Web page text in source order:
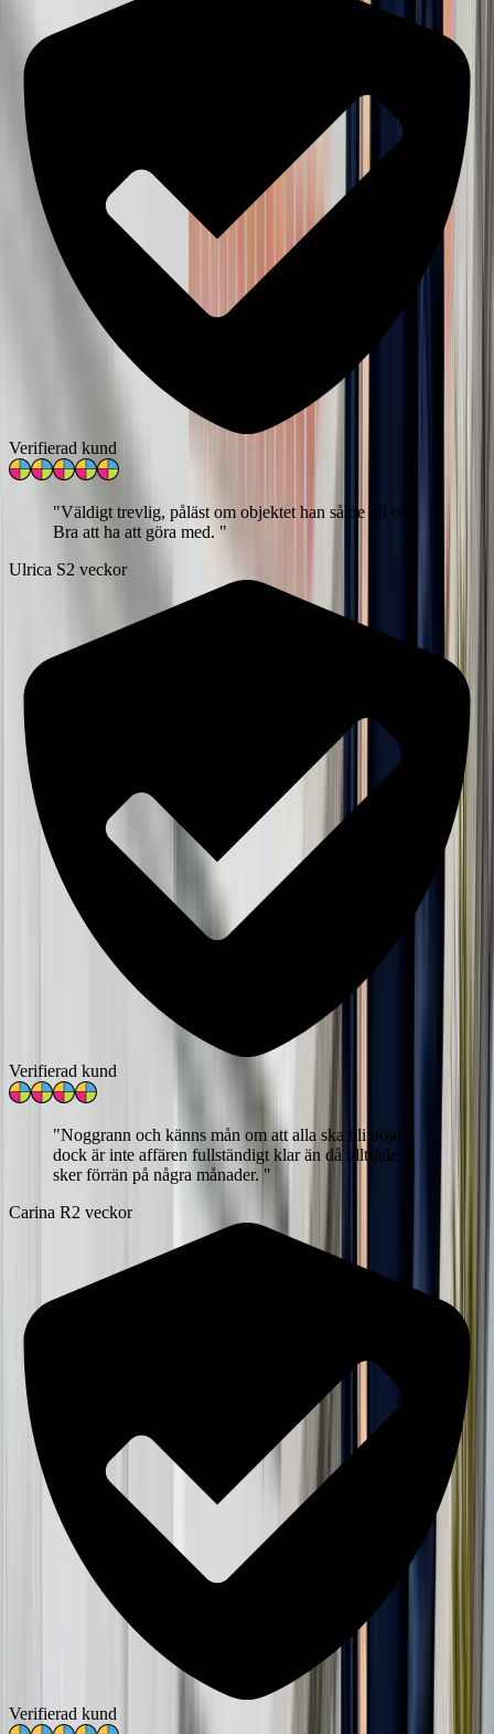
Verifierad kund
"Väldigt trevlig, påläst om objektet han sålde till oss.
Bra att ha att göra med. "
Ulrica S2 veckor
Verifierad kund
"Noggrann och känns mån om att alla ska bli nöjda,
dock är inte affären fullständigt klar än då tillträde ej
sker förrän på några månader. "
Carina R2 veckor
Verifierad kund